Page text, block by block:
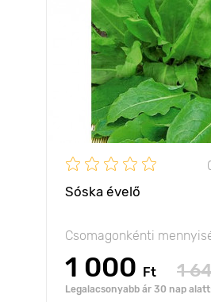
Sóska évelő
Csomagonkénti
1 000 Ft 1
Legalacsonyabb ár 30 nap